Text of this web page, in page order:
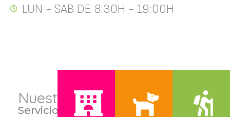
LUN - SAB DE 8:30H - 19:00H
Nuestros
Servicios